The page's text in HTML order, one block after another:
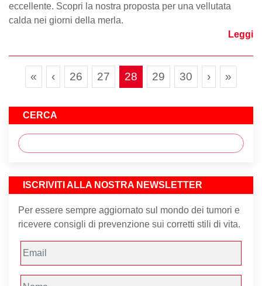
eccellente. Scopri la nostra proposta per una vellutata
calda nei giorni della merla.
Leggi
Page navigation
« ‹ Page
26 Page
27 Current Page
28 Page
29 Page
30 › »
CERCA
ISCRIVITI ALLA NOSTRA NEWSLETTER
Per essere sempre aggiornato sul mondo dei tumori e
ricevere consigli di prevenzione sui corretti stili di vita.